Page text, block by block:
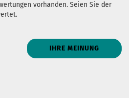
vorhanden. Seien Sie der
IHRE MEINUNG